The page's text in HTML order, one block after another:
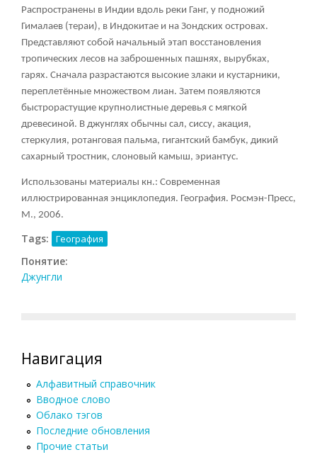
Распространены в Индии вдоль реки Ганг, у подножий
Гималаев (тераи), в Индокитае и на Зондских островах.
Представляют собой начальный этап восстановления
тропических лесов на заброшенных пашнях, вырубках,
гарях. Сначала разрастаются высокие злаки и кустарники,
переплетённые множеством лиан. Затем появляются
быстрорастущие крупнолистные деревья с мягкой
древесиной. В джунглях обычны сал, сиссу, акация,
стеркулия, ротанговая пальма, гигантский бамбук, дикий
сахарный тростник, слоновый камыш, эриантус.
Использованы материалы кн.: Современная
иллюстрированная энциклопедия. География. Росмэн-Пресс,
М., 2006.
Tags: География
Понятие:
Джунгли
Навигация
Алфавитный справочник
Вводное слово
Облако тэгов
Последние обновления
Прочие статьи